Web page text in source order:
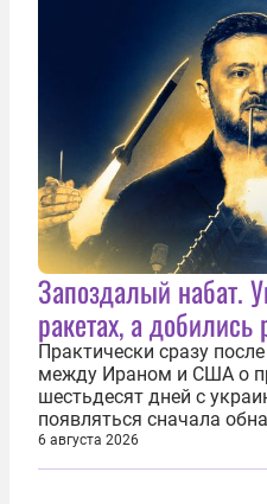
Запоздалый набат.
ракетах, а
Практически сразу
между Ираном и США о
шестьдесят дней с
появляться сначала
вовсе бравурные
в войне. Вероятно, в
6 августа 2026